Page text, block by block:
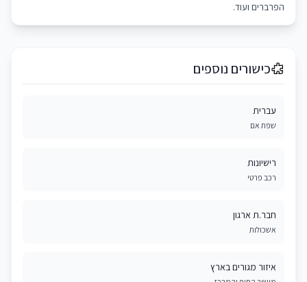
הפרברים ועוד.
כישורים נוספים
עברית
שפת אם
רישיונות
רכב פרטי
חבר.ת ארגון
אשכולות
איזור מגורים בארץ